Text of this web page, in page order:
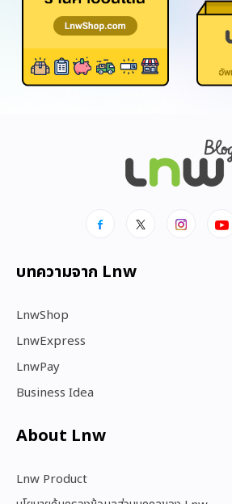
บทความจาก Lnw
LnwShop
LnwExpress
LnwPay
Business Idea
About Lnw​
Lnw Product